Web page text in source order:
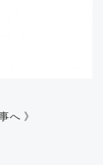
へ 》